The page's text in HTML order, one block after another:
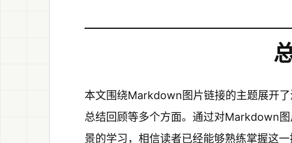
本文围绕Markdown图片链接的主题展开
总结回顾等多个方面。通过对Markdown
景的学习，相信读者已经能够熟练掌握这